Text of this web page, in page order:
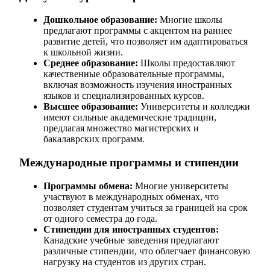
Дошкольное образование: Многие школы
предлагают программы с акцентом на раннее
развитие детей, что позволяет им адаптироваться
к школьной жизни.
Среднее образование: Школы предоставляют
качественные образовательные программы,
включая возможность изучения иностранных
языков и специализированных курсов.
Высшее образование: Университеты и колледжи
имеют сильные академические традиции,
предлагая множество магистерских и
бакалаврских программ.
Международные программы и стипендии
Программы обмена: Многие университеты
участвуют в международных обменах, что
позволяет студентам учиться за границей на срок
от одного семестра до года.
Стипендии для иностранных студентов:
Канадские учебные заведения предлагают
различные стипендии, что облегчает финансовую
нагрузку на студентов из других стран.